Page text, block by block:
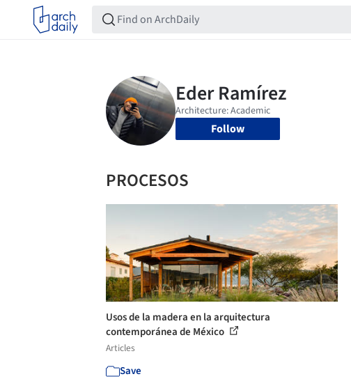
Follow
PROCESOS
Usos de la madera en la arquitectura
contemporánea de México
Articles
Save